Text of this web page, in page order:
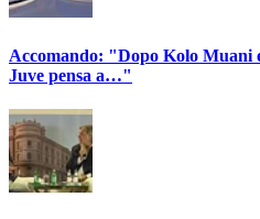
Accomando: "Dopo Kolo Muani
Juve pensa a…"